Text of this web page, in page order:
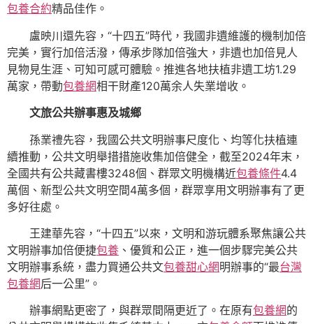
包養合約精品佳作。
盧映川還先容，“十四五”時代，我國非遺維護的機制加倍
完美，實行加倍活潑，傳承步隊加倍強大，非遺也加倍見人
見物見生涯、可知可感可體驗。推進各地扶植非遺工坊1.29
萬家，帶動包養網相干財產120萬余人失業增收。
文旅公共辦事惠及城鄉
孫業禮先容，我國公共文明辦事尺度化、均等化扶植連
續推動，公共文明舉措措施收集加倍健全，截至2024年末，
全國共有公共藏書樓3248個、群眾文明機構近包養條件4.4
萬個、新型公共文明空間4萬多個，群眾享用文明辦事有了更
多好往處。
王建華先容，“十四五”以來，文明和游玩體系聚焦讓公共
文明辦事加倍便捷包養 、優質和公正，進一個步驟完美公共
文明辦事系統，盡力買通公共文包養甜心網明辦事的“最台灣
包養網后一公里”。
辦事網點更密了，與群眾間隔更近了。在原有包養網的